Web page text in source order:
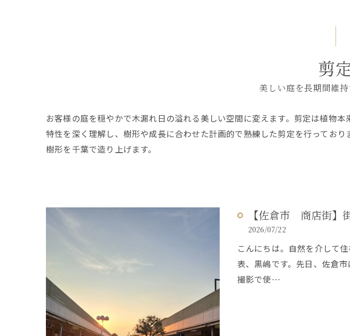
剪
美しい庭を長期間維
お客様の庭を穏やかで木漏れ日の溢れる美しい空間に変えます。剪定は植物
特性を深く理解し、樹形や成長に合わせた計画的で熟練した剪定を行ってお
樹形を千葉で造り上げます。
【佐倉市 商店街】
2026/07/22
こんにちは。自然を介して
表、黒嶋です。先日、佐倉
撮影で使…